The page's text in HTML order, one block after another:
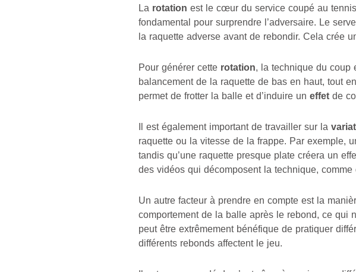
La rotation est le cœur du service coupé au
fondamental pour surprendre l’adversaire. Le
la raquette adverse avant de rebondir. Cela crée
Pour générer cette rotation, la technique du coup
balancement de la raquette de bas en haut, tout
permet de frotter la balle et d’induire un effet de
Il est également important de travailler sur la
raquette ou la vitesse de la frappe. Par exemple,
tandis qu’une raquette presque plate créera un
des vidéos qui décomposent la technique, comme
Un autre facteur à prendre en compte est la
comportement de la balle après le rebond, ce qui
peut être extrêmement bénéfique de pratiquer
différents rebonds affectent le jeu.